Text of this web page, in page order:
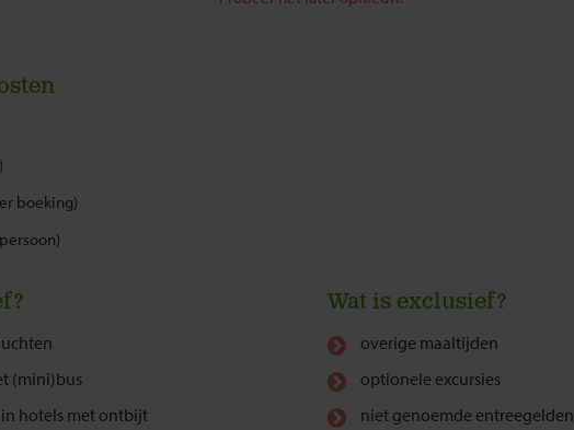
boeking)
(mini)bus
hotels met ontbijt
Wat is exclusief?
overige maaltijden
optionele excursies
niet genoemde entreegelden